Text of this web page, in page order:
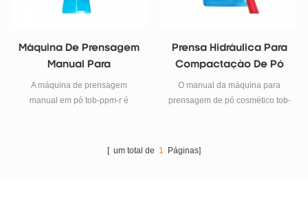
Máquina De Prensagem
Manual Para
Fabricação De
Eletrodos
A máquina de prensagem
manual em pó tob-ppm-r é
preparação de folhas de pó
Prensa Hidráulica Para
Compactação De Pó
O manual da máquina para
prensagem de pó cosmético tob-
pó, preparação de folhas de pó
[ um total de 1 Páginas]